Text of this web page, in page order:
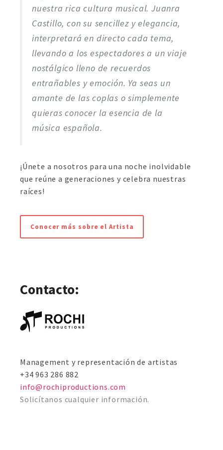
nuestra rica cultura musical. Juanra
Castillo, con su sencillez y elegancia,
interpretará en directo cada tema,
llevando a los espectadores a un viaje
nostálgico lleno de recuerdos
entrañables y emoción. Ya seas un
amante de las coplas o simplemente
quieras conocer la esencia de la
música española.
¡Únete a nosotros para una noche inolvidable
que reúne a generaciones y celebra nuestras
raíces!
Conocer más sobre el Artista
Contacto:
Management y representación de artistas
+34 ‭963 286 882‬
info@rochiproductions.com
Solicítanos cualquier información.